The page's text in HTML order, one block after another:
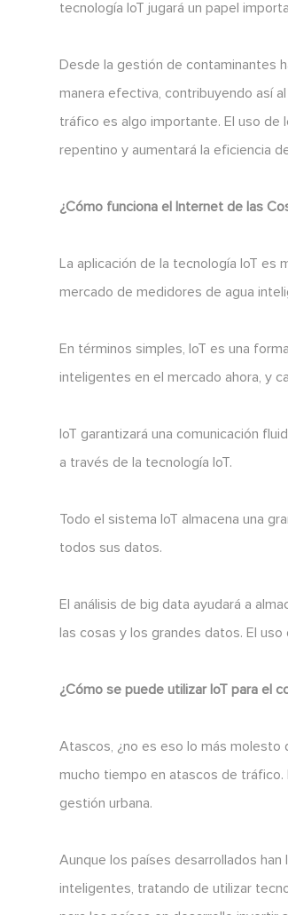
tecnología IoT jugará un papel
Desde la gestión de contaminantes
manera efectiva, contribuyendo así
tráfico es algo importante. El uso de
repentino y aumentará la eficiencia
¿Cómo funciona el Internet de las
La aplicación de la tecnología IoT es
mercado de medidores de agua
En términos simples, IoT es una
inteligentes en el mercado ahora, y
IoT garantizará una comunicación
a través de la tecnología IoT.
Todo el sistema IoT almacena una
todos sus datos.
El análisis de big data ayudará a
las cosas y los grandes datos. El
¿Cómo se puede utilizar IoT para el
Atascos, ¿no es eso lo más molesto
mucho tiempo en atascos de
gestión urbana.
Aunque los países desarrollados
inteligentes, tratando de utilizar